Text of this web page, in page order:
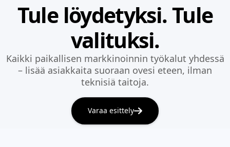
Tule löydetyksi. Tule
valituksi.
Kaikki paikallisen markkinoinnin työkalut yhdessä
– lisää asiakkaita suoraan ovesi eteen, ilman
teknisiä taitoja.
Varaa esittely